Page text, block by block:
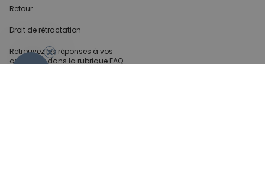
Retour
Droit de rétractation
Retrouvez les réponses à vos
questions dans la rubrique FAQ.